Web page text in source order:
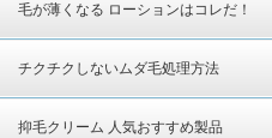
毛が薄くなる ローションはコレだ！
チクチクしないムダ毛処理方法
抑毛クリーム 人気おすすめ製品